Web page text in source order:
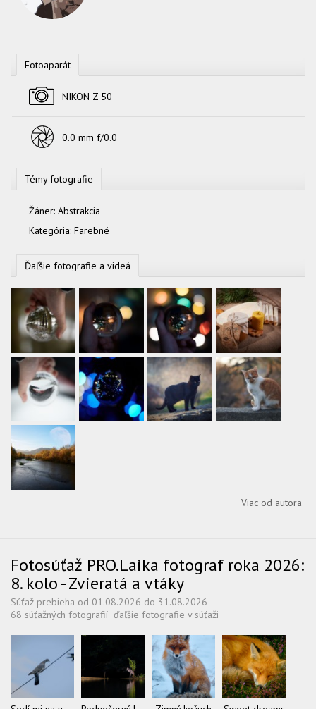
Fotoaparát
NIKON Z 50
0.0 mm f/0.0
Témy fotografie
Žáner: Abstrakcia
Kategória: Farebné
Ďaľšie fotografie a videá
Viac od autora
Fotosúťaž PRO.Laika fotograf roka 2026:
8. kolo - Zvieratá a vtáky
Súťaž prebieha od 01.08.2026 do 31.08.2026
68 súťažných fotografií ďaľšie fotografie v súťaži